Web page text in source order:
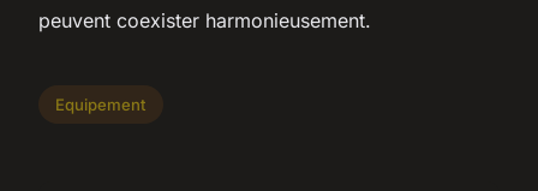
peuvent coexister harmonieusement.
Equipement